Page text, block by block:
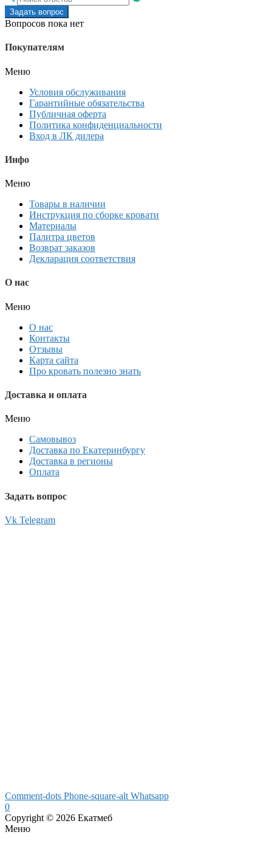
Задать вопрос
Вопросов пока нет
Покупателям
Меню
Условия обслуживания
Гарантийные обязательства
Публичная оферта
Политика конфиденциальности
Вход в ЛК дилера
Инфо
Меню
Товары в наличии
Инструкция по сборке кровати
Материалы
Палитра цветов
Возврат заказов
Декларация соответствия
О нас
Меню
О нас
Контакты
Отзывы
Карта сайта
Про кровать полезно знать
Доставка и оплата
Меню
Самовывоз
Доставка по Екатеринбургу
Доставка в регионы
Оплата
Задать вопрос
Vk Telegram
Comment-dots Phone-square-alt Whatsapp
0
Copyright © 2026 Екатмеб
Меню